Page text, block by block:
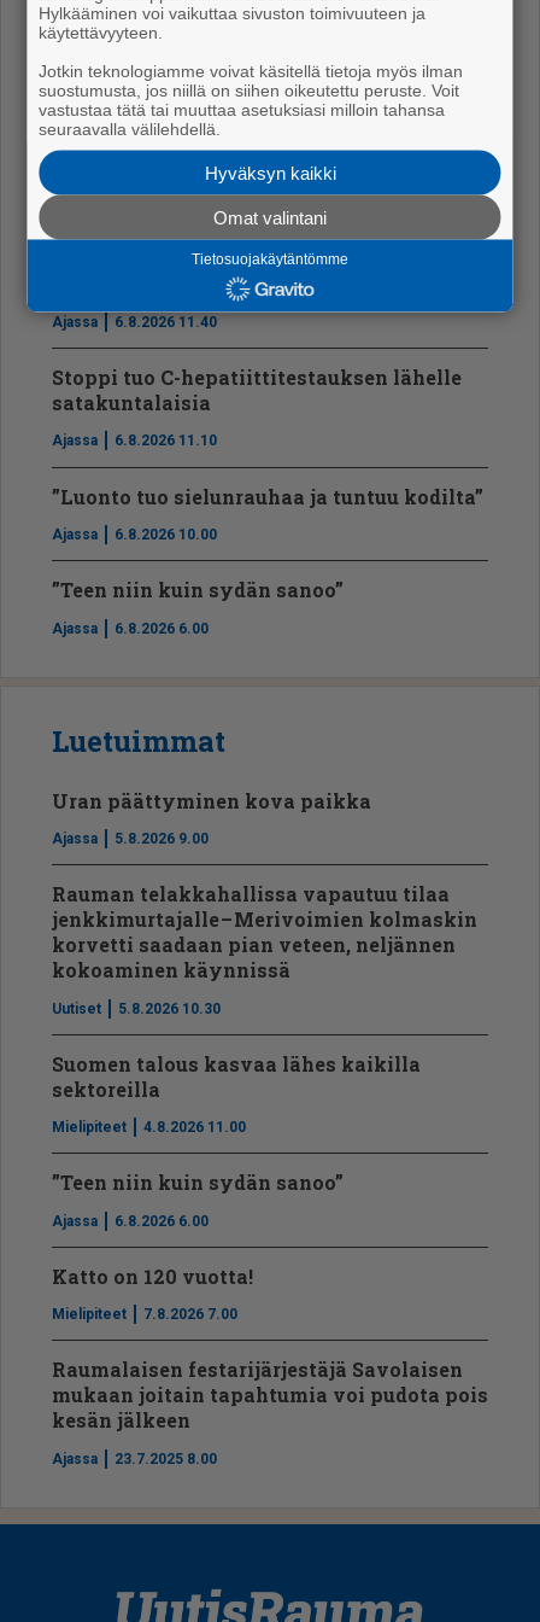
Uusimmat
Ikäihmisille kaupatut ilmanvaihtopalvelut
käynnistivät laajan esitutkinnan
Uutiset 7.8.2026 12.15
Katto on 120 vuotta!
7.8.2026 7.00
Perseidien tähdenlentoja näkyy taas
Ajassa 6.8.2026 11.40
Stoppi tuo C-hepatiit­ti­tes­tauksen lähelle
satakuntalaisia
Ajassa 6.8.2026 11.10
”Luonto tuo sielunrauhaa ja tuntuu kodilta”
Ajassa 6.8.2026 10.00
”Teen niin kuin sydän sanoo”
Ajassa 6.8.2026 6.00
Luetuimmat
Uran päättyminen kova paikka
Ajassa 5.8.2026 9.00
Rauman telakkahallissa vapautuu tilaa
jenkkimurtajalle – Merivoimien kolmaskin
korvetti saadaan pian veteen, neljännen
kokoaminen käynnissä
Uutiset 5.8.2026 10.30
Suomen talous kasvaa lähes kaikilla
sektoreilla
Mielipiteet 4.8.2026 11.00
”Teen niin kuin sydän sanoo”
Ajassa 6.8.2026 6.00
Katto on 120 vuotta!
Mielipiteet 7.8.2026 7.00
Raumalaisen festarijärjestäjä Savolaisen
mukaan joitain tapahtumia voi pudota pois
kesän jälkeen
Ajassa 23.7.2025 8.00
Hylkääminen voi vaikuttaa sivuston toimivuuteen ja
käytettävyyteen.
Jotkin teknologiamme voivat käsitellä tietoja myös ilman
suostumusta, jos niillä on siihen oikeutettu peruste. Voit
vastustaa tätä tai muuttaa asetuksiasi milloin tahansa
seuraavalla välilehdellä.
Hyväksyn kaikki
Omat valintani
Tietosuojakäytäntömme